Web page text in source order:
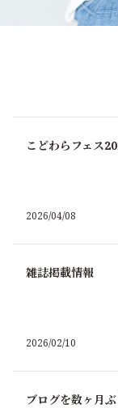
こどわらフェス
2026/04/08
雑誌掲載情報
2026/02/10
ブログを数ヶ月